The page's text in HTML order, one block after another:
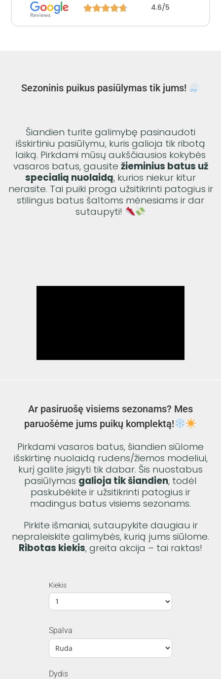
4.6/5
Sezoninis puikus pasiūlymas tik jums!
Šiandien turite galimybę pasinaudoti
išskirtiniu pasiūlymu, kuris galioja tik ribotą
laiką. Pirkdami mūsų aukščiausios kokybės
vasaros batus, gausite žieminius batus už
specialią nuolaidą, kurios niekur kitur
nerasite. Tai puiki proga užsitikrinti patogius ir
stilingus batus šaltoms mėnesiams ir dar
sutaupyti!
Ar pasiruošę visiems sezonams? Mes
paruošėme jums puikų komplektą!
Pirkdami vasaros batus, šiandien siūlome
išskirtinę nuolaidą rudens/žiemos modeliui,
kurį galite įsigyti tik dabar. Šis nuostabus
pasiūlymas galioja tik šiandien, todėl
paskubėkite ir užsitikrinti patogius ir
madingus batus visiems sezonams.
Pirkite išmaniai, sutaupykite daugiau ir
nepraleiskite galimybės, kurią jums siūlome.
Ribotas kiekis, greita akcija – tai raktas!
Kiekis
Spalva
Dydis